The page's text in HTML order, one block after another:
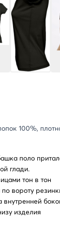
100%,
поло
глади.
тон в тон
вороту
внутренней
изделия